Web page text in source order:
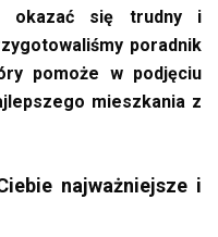
okazać się trudny i
poradnik
pomoże w podjęciu
mieszkania z
najważniejsze i